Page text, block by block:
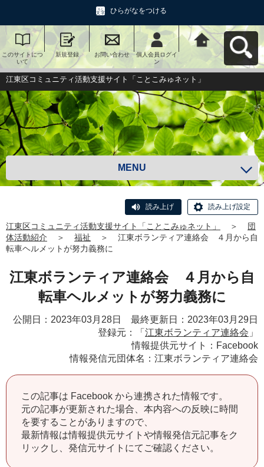
ひらがなをつける
このサイトにつ
いて
新規登録 お問い合わせ
個人会員ログイ
ン
江東区コミュニ
ティ活動支援サ
イト「ことこみ
ゅネット」へ戻
る
江東区コミュニティ活動支援サイト「ことこみゅネット」
MENU
読み上げ 読み上げ設定
江東区コミュニティ活動支援サイト「ことこみゅネット」 ＞
団
体活動紹介
＞ 福祉 ＞
江東ボランティア連絡会 ４月から自
転車ヘルメットが努力義務に
江東ボランティア連絡会 ４月から自
転車ヘルメットが努力義務に
公開日：2023年03月28日 最終更新日：2023年03月29日
登録元：「 江東ボランティア連絡会 」
情報提供元サイト：Facebook
情報発信元団体名：江東ボランティア連絡会
この記事は Facebook から連携された情報です。
元の記事が更新された場合、本内容への反映に時間
を要することがありますので、
最新情報は情報提供元サイトや情報発信元記事をク
リックし、発信元サイトにてご確認ください。